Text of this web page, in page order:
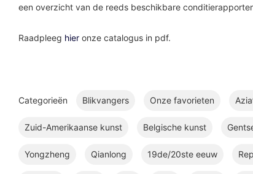
een overzicht van de reeds beschikbare
Raadpleeg hier onze catalogus in pdf.
Categorieën Blikvangers Onze favorieten
Zuid-Amerikaanse kunst Belgische kunst
Yongzheng Qianlong 19de/20ste eeuw